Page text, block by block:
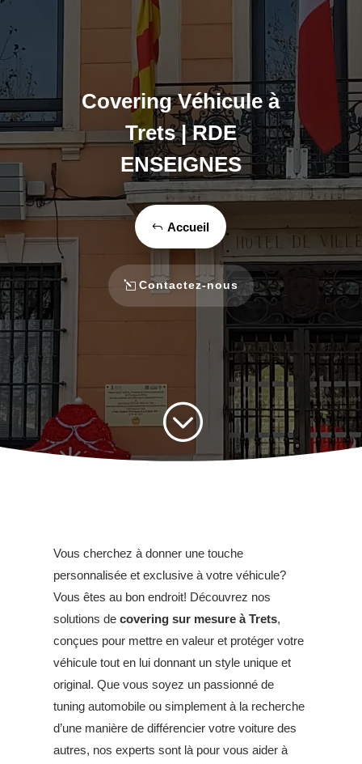
Covering Véhicule à
Trets | RDE
ENSEIGNES
Accueil
Contactez-nous
;
Vous cherchez à donner une touche
personnalisée et exclusive à votre véhicule?
Vous êtes au bon endroit! Découvrez nos
solutions decovering sur mesure à Trets,
conçues pour mettre en valeur et protéger votre
véhicule tout en lui donnant un style unique et
original. Que vous soyez un passionné de
tuning automobile ou simplement à la recherche
d’une manière de différencier votre voiture des
autres, nos experts sont là pour vous aider à